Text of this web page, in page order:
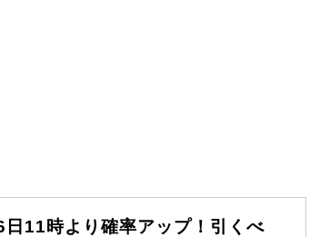
11時より確率アップ！引くべ